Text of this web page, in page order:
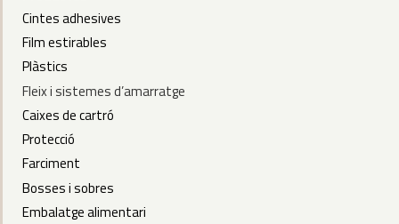
Cintes adhesives
Film estirables
Plàstics
Fleixi sistemes d’amarratge
Caixes de cartró
Protecció
Farciment
Bosses i sobres
Embalatge alimentari